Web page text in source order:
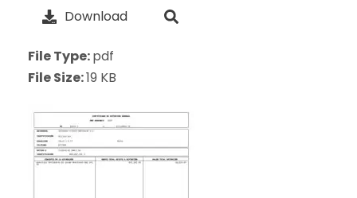
Download
File Type:pdf
File Size:19 KB